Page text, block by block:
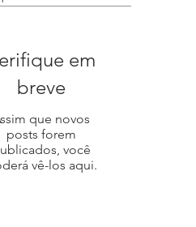
em
breve
que novos
posts forem
você
vê-los aqui.